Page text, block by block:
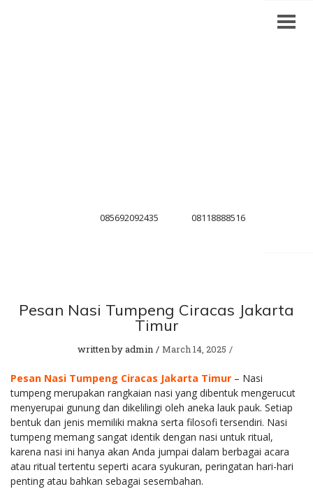
085692092435 08118888516
Pesan Nasi Tumpeng Ciracas Jakarta
Timur
written byadmin March 14, 2025
Pesan Nasi Tumpeng Ciracas Jakarta Timur – Nasi
tumpeng merupakan rangkaian nasi yang dibentuk mengerucut
menyerupai gunung dan dikelilingi oleh aneka lauk pauk. Setiap
bentuk dan jenis memiliki makna serta filosofi tersendiri. Nasi
tumpeng memang sangat identik dengan nasi untuk ritual,
karena nasi ini hanya akan Anda jumpai dalam berbagai acara
atau ritual tertentu seperti acara syukuran, peringatan hari-hari
penting atau bahkan sebagai sesembahan.